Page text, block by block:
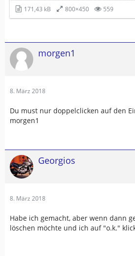
171,43 kB 800×450 559
morgen1
8. März 2018
Du must nur doppelclicken auf den
morgen1
Georgios
8. März 2018
Habe ich gemacht, aber wenn dann
löschen möchte und ich auf "o.k."